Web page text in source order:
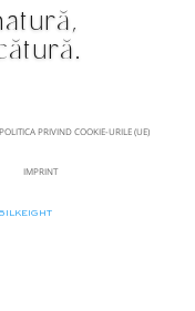
POLITICA PRIVIND COOKIE-URILE (UE)
IMPRINT
SILKEIGHT